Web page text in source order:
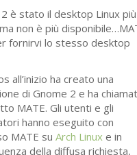
è stato il desktop Linux più
non è più disponibile…
fornirvi lo stesso desktop
all’inizio ha creato una
di Gnome 2 e ha
MATE. Gli utenti e gli
hanno eseguito con
MATE suArch Linux e in
della diffusa richiesta,